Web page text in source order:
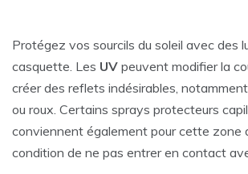
Protégez vos sourcils du soleil avec des
casquette. Les UV peuvent modifier la
créer des reflets indésirables,
ou roux. Certains sprays protecteurs
conviennent également pour cette zone
condition de ne pas entrer en contact